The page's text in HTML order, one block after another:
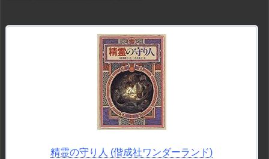
精霊の守り人 (偕成社ワンダーランド)